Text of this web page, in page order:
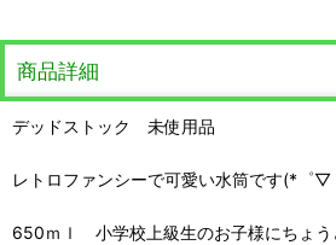
商品詳細
デッドストック 未使用品
レトロファンシーで可愛い水筒です(*゜▽
650ｍｌ 小学校上級生のお子様にちょう